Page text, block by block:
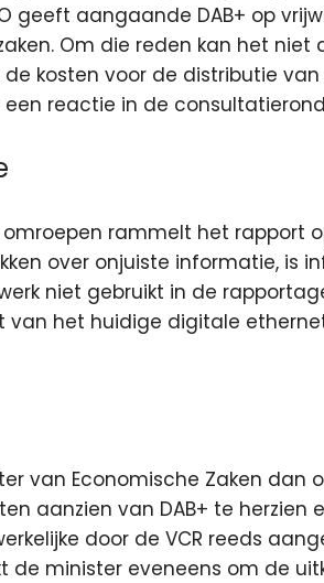
geeft aangaande DAB+ op
Om die reden kan het niet
kosten voor de distributie
een reactie in de
rammelt het rapport
over onjuiste informatie, is
niet gebruikt in de
het huidige digitale
van Economische Zaken dan
aanzien van DAB+ te
door de VCR reeds
de minister eveneens om de